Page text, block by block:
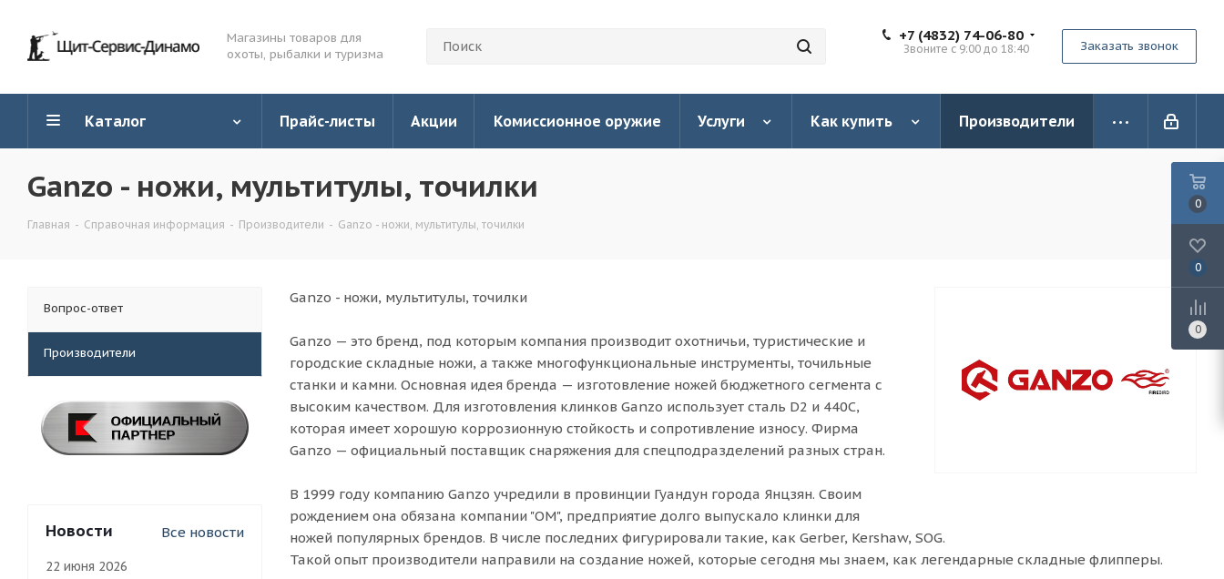
Магазины товаров для
охоты, рыбалки и туризма
+7 (4832) 74-06-80
Звоните с 9:00 до 18:40 Заказать звонок
Каталог Прайс-листы Акции Комиссионное оружие Услуги Как купить Производители
Ganzo - ножи, мультитулы, точилки
Главная - Справочная информация - Производители - Ganzo - ножи, мультитулы, точилки
Ganzo - ножи, мультитулы, точилки
Ganzo — это бренд, под которым компания производит охотничьи, туристические и
городские складные ножи, а также многофункциональные инструменты, точильные
станки и камни. Основная идея бренда — изготовление ножей бюджетного сегмента с
высоким качеством. Для изготовления клинков Ganzo использует сталь D2 и 440С,
которая имеет хорошую коррозионную стойкость и сопротивление износу. Фирма
Ganzo — официальный поставщик снаряжения для спецподразделений разных стран.
В 1999 году компанию Ganzo учредили в провинции Гуандун города Янцзян. Своим
рождением она обязана компании "OM", предприятие долго выпускало клинки для
ножей популярных брендов. В числе последних фигурировали такие, как Gerber, Kershaw, SOG.
Такой опыт производители направили на создание ножей, которые сегодня мы знаем, как легендарные складные флипперы.
Вопрос-ответ
Производители
Новости Все новости
22 июня 2026
0
0
0